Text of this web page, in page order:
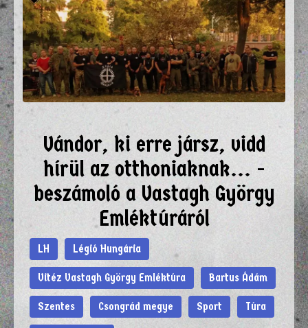
Vándor, ki erre jársz, vidd
hírül az otthoniaknak... -
beszámoló a Vastagh György
Emléktúráról
LH Légió Hungária
Vitéz Vastagh György Emléktúra Bartus Ádám
Szentes Csongrád megye Sport Túra